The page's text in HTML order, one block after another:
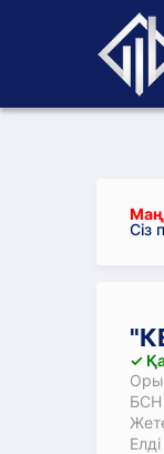
Сіз
✓
БСН